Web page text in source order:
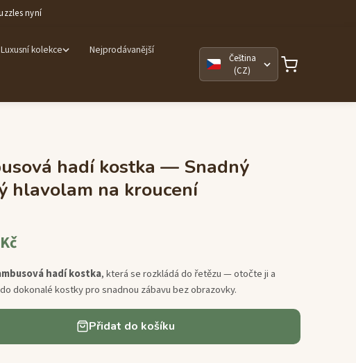
nyní
Luxusní kolekce Nejprodávanější
Čeština
(CZ)
hadí kostka — Snadný
hlavolam na kroucení
hadí kostka, která se rozkládá do řetězu — otočte ji a
dokonalé kostky pro snadnou zábavu bez obrazovky.
Přidat do košíku